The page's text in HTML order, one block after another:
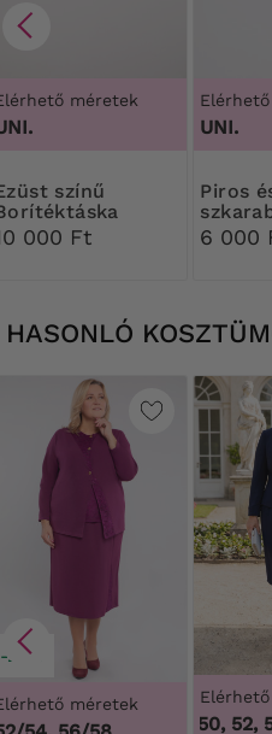
méretek
000 Ft
UNI.
Piros és sárga
6 000
HASONLÓ
-20%
méretek
46, 48, 50, 52,